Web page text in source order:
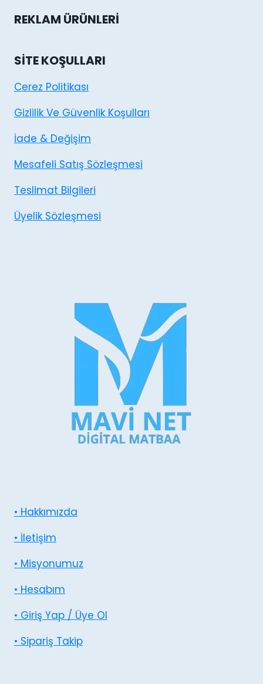
REKLAM ÜRÜNLERI
SITE KOŞULLARI
Cerez Politikası
Gizlilik Ve Güvenlik Koşulları
İade & Değişim
Mesafeli Satış Sözleşmesi
Teslimat Bilgileri
Üyelik Sözleşmesi
• Hakkımızda
• İletişim
• Misyonumuz
• Hesabım
• Giriş Yap / Üye Ol
• Sipariş Takip